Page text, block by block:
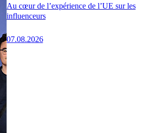
Au cœur de l’expérience de l’UE sur les
influenceurs
07.08.2026